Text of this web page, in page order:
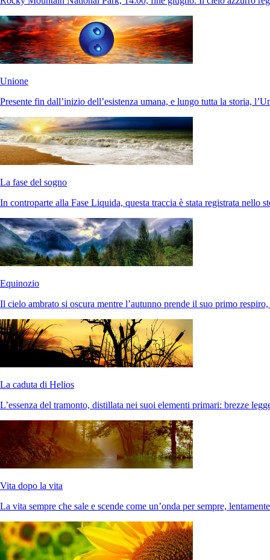
Unione
Presente fin dall’inizio dell’esistenza umana, e lungo tutta la storia,
La fase del sogno
In controparte alla Fase Liquida, questa traccia è stata registrata nello
Equinozio
Il cielo ambrato si oscura mentre l’autunno prende il suo primo
La caduta di Helios
L’essenza del tramonto, distillata nei suoi elementi primari: brezze
Vita dopo la vita
La vita sempre che sale e scende come un’onda per sempre,